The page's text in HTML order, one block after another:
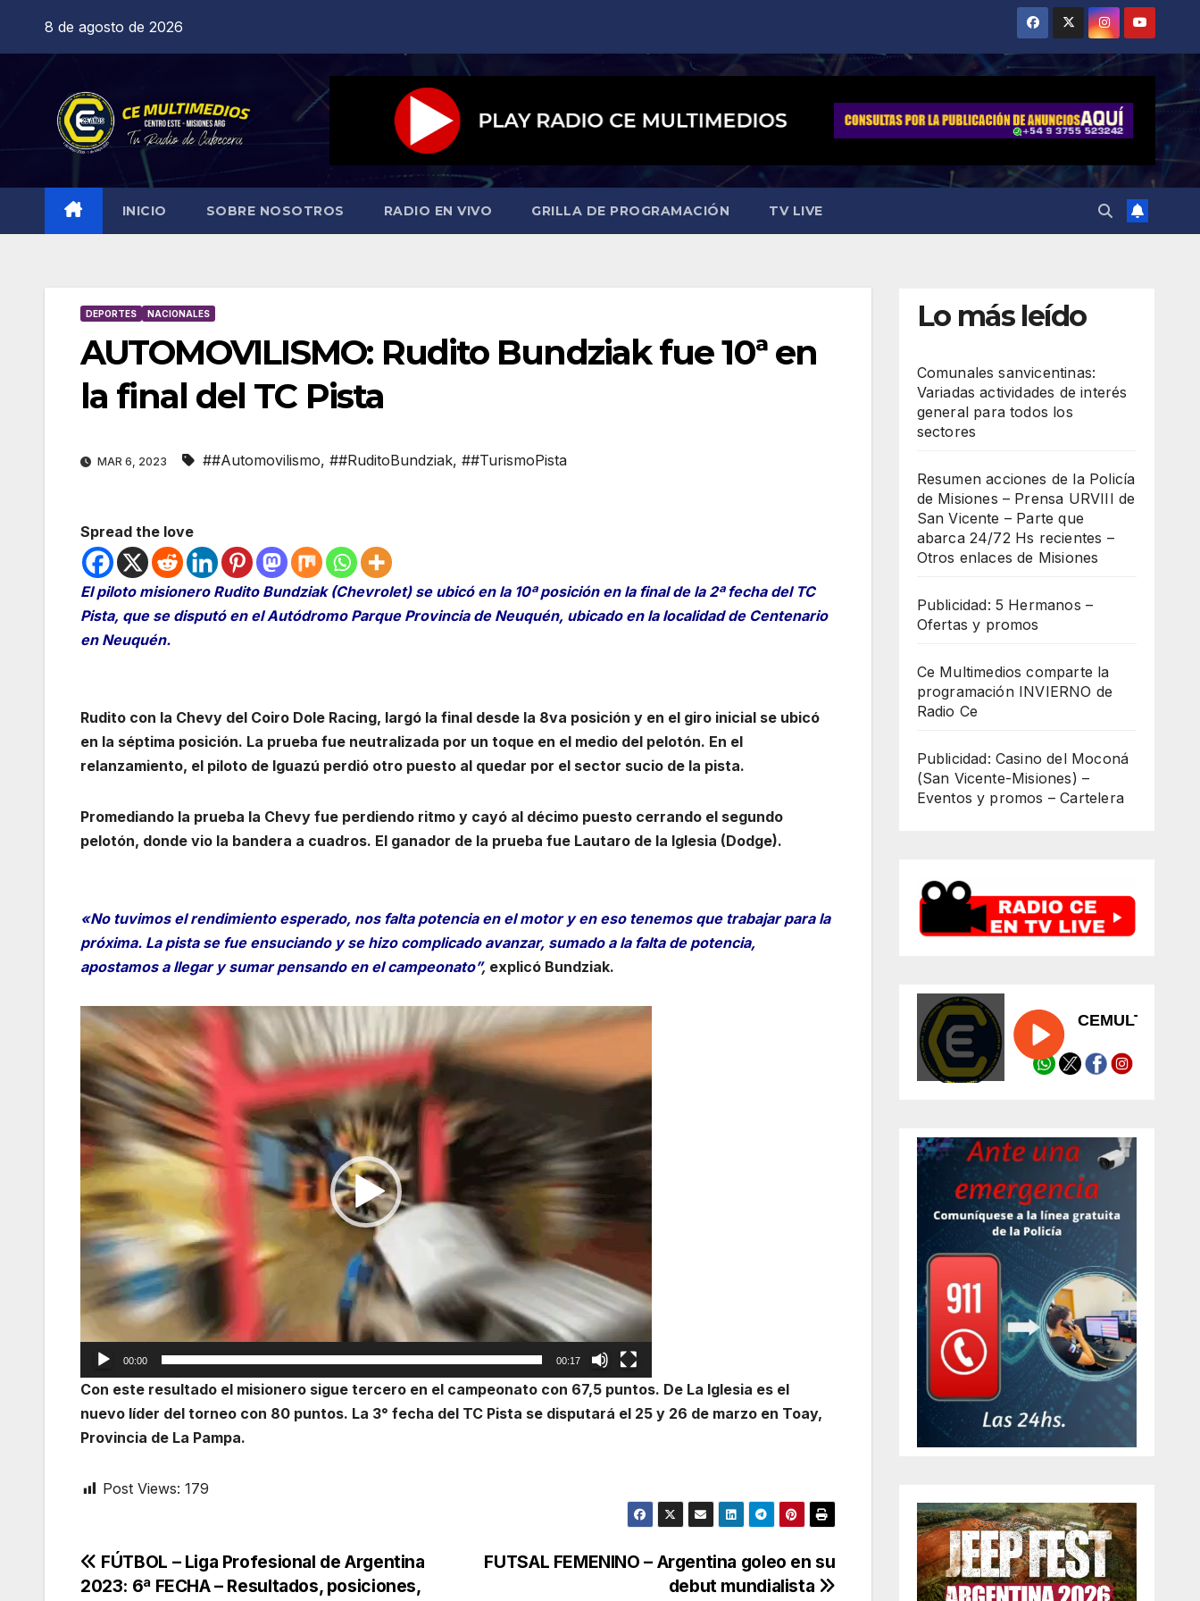
8 de agosto de 2026
INICIO SOBRE NOSOTROS RADIO EN VIVO GRILLA DE PROGRAMACIÓN TV LIVE
DEPORTES NACIONALES
AUTOMOVILISMO: Rudito Bundziak fue 10ª en
la final del TC Pista
MAR 6, 2023 ##Automovilismo, ##RuditoBundziak, ##TurismoPista
Spread the love
El piloto misionero Rudito Bundziak (Chevrolet) se ubicó en la 10ª posición en la final de la 2ª fecha del TC
Pista, que se disputó en el Autódromo Parque Provincia de Neuquén, ubicado en la localidad de Centenario
en Neuquén.
Rudito con la Chevy del Coiro Dole Racing, largó la final desde la 8va posición y en el giro inicial se ubicó
en la séptima posición. La prueba fue neutralizada por un toque en el medio del pelotón. En el
relanzamiento, el piloto de Iguazú perdió otro puesto al quedar por el sector sucio de la pista.
Promediando la prueba la Chevy fue perdiendo ritmo y cayó al décimo puesto cerrando el segundo
pelotón, donde vio la bandera a cuadros. El ganador de la prueba fue Lautaro de la Iglesia (Dodge).
«No tuvimos el rendimiento esperado, nos falta potencia en el motor y en eso tenemos que trabajar para la
próxima. La pista se fue ensuciando y se hizo complicado avanzar, sumado a la falta de potencia,
apostamos a llegar y sumar pensando en el campeonato”, explicó Bundziak.
Reproductor
de
vídeo
00:00 00:17
Con este resultado el misionero sigue tercero en el campeonato con 67,5 puntos. De La Iglesia es el
nuevo líder del torneo con 80 puntos. La 3° fecha del TC Pista se disputará el 25 y 26 de marzo en Toay,
Provincia de La Pampa.
Post Views: 179
Navegación
FUTSAL FEMENINO – Argentina goleo en su
debut mundialista
FÚTBOL – Liga Profesional de Argentina
2023: 6ª FECHA – Resultados, posiciones,
Lo más leído
Comunales sanvicentinas:
Variadas actividades de interés
general para todos los
sectores
Resumen acciones de la Policía
de Misiones – Prensa URVIII de
San Vicente – Parte que
abarca 24/72 Hs recientes –
Otros enlaces de Misiones
Publicidad: 5 Hermanos –
Ofertas y promos
Ce Multimedios comparte la
programación INVIERNO de
Radio Ce
Publicidad: Casino del Moconá
(San Vicente-Misiones) –
Eventos y promos – Cartelera